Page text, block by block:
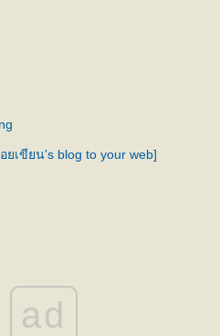
ยเขียน's blog to your web]
ad